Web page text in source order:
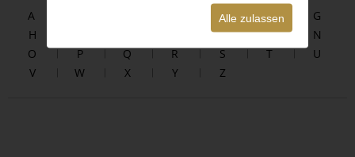
Alle zulassen
A E F
G
H
L M
N
O
P Q R S T
U
V
W X Y Z